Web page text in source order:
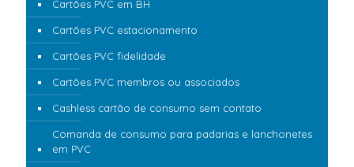
Cartões PVC em BH
Cartões PVC estacionamento
Cartões PVC fidelidade
Cartões PVC membros ou associados
Cashless cartão de consumo sem contato
Comanda de consumo para padarias e lanchonetes
em PVC